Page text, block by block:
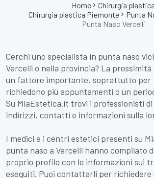
Home
Chirurgia plastica
Chirurgia plastica Piemonte
Punta
Punta Naso Vercelli
Cerchi uno specialista in punta naso
Vercelli o nella provincia? La prossimità
un fattore importante, soprattutto
richiedono più appuntamenti o un
Su MiaEstetica.it trovi i professionisti di
indirizzi, contatti e informazioni sulla
I medici e i centri estetici presenti su
punta naso a Vercelli hanno compilato
proprio profilo con le informazioni sui
eseguiti. Puoi contattarli per richiedere